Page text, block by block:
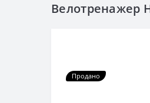
Велотренажер
Продано